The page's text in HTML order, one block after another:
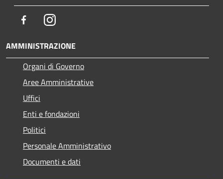
FacebookInstagram
AMMINISTRAZIONE
Organi di Governo
Aree Amministrative
Uffici
Enti e fondazioni
Politici
Personale Amministrativo
Documenti e dati